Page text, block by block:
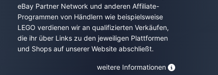
eBay Partner Network und anderen Affiliate-
Programmen von Händlern wie beispielsweise
LEGO verdienen wir an qualifizierten Verkäufen,
die ihr über Links zu den jeweiligen Plattformen
und Shops auf unserer Website abschließt.
weitere Informationen